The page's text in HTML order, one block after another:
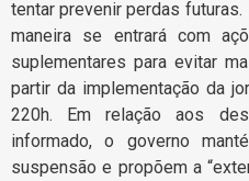
tentar prevenir perdas
maneira se entrará com
suplementares para evitar
partir da implementação da
220h. Em relação aos
informado, o governo
suspensão e propõem a